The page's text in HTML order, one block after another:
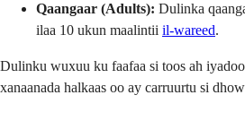
Qaangaar (Adults): Dulinka
ilaa 10 ukun maalintii il-wareed.
Dulinku wuxuu ku faafaa si toos ah
xanaanada halkaas oo ay carruurtu si